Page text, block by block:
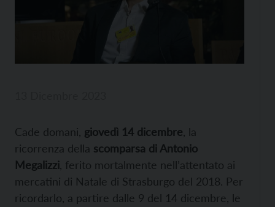
Cade domani, giovedì 14 dicembre , la
ricorrenza della scomparsa di Antonio
Megalizzi , ferito mortalmente nell’attentato ai
mercatini di Natale di Strasburgo del 2018. Per
ricordarlo, a partire dalle 9 del 14 dicembre, le